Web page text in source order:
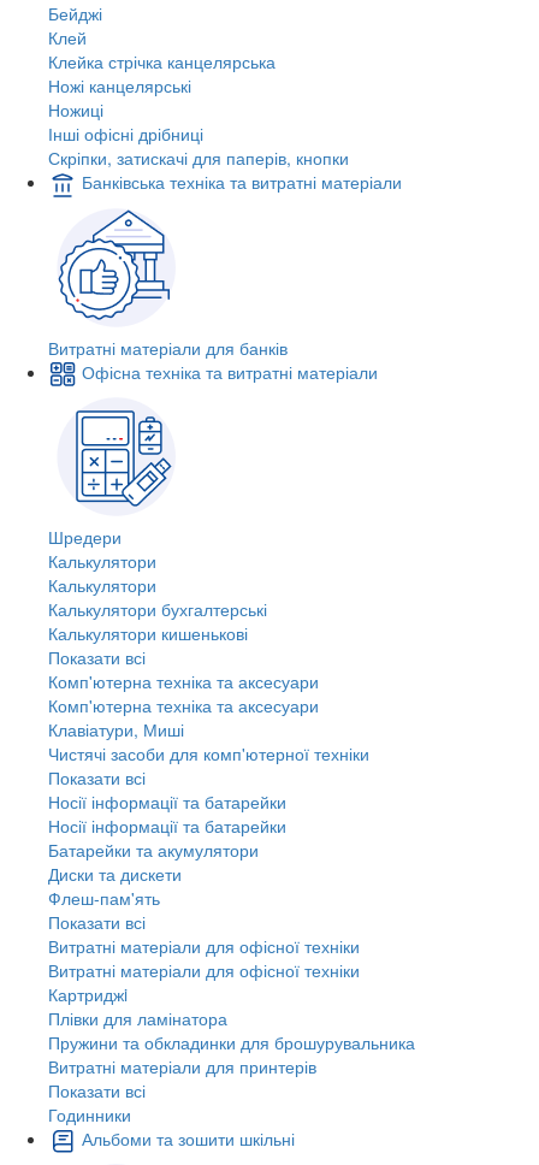
Бейджі
Клей
Клейка стрічка канцелярська
Ножі канцелярські
Ножиці
Інші офісні дрібниці
Скріпки, затискачі для паперів, кнопки
Банківська техніка та витратні матеріали
Витратні матеріали для банків
Офісна техніка та витратні матеріали
Шредери
Калькулятори
Калькулятори
Калькулятори бухгалтерські
Калькулятори кишенькові
Показати всі
Комп'ютерна техніка та аксесуари
Комп'ютерна техніка та аксесуари
Клавіатури, Миші
Чистячі засоби для комп'ютерної техніки
Показати всі
Носії інформації та батарейки
Носії інформації та батарейки
Батарейки та акумулятори
Диски та дискети
Флеш-пам'ять
Показати всі
Витратні матеріали для офісної техніки
Витратні матеріали для офісної техніки
Картриджi
Плівки для ламінатора
Пружини та обкладинки для брошурувальника
Витратні матеріали для принтерів
Показати всі
Годинники
Альбоми та зошити шкільні